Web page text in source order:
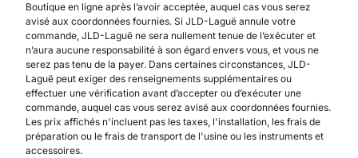
Boutique en ligne après l’avoir acceptée, auquel cas vous serez
avisé aux coordonnées fournies. Si JLD-Laguë annule votre
commande, JLD-Laguë ne sera nullement tenue de l’exécuter et
n’aura aucune responsabilité à son égard envers vous, et vous ne
serez pas tenu de la payer. Dans certaines circonstances, JLD-
Laguë peut exiger des renseignements supplémentaires ou
effectuer une vérification avant d’accepter ou d’exécuter une
commande, auquel cas vous serez avisé aux coordonnées fournies.
Les prix affichés n'incluent pas les taxes, l'installation, les frais de
préparation ou le frais de transport de l'usine ou les instruments et
accessoires.